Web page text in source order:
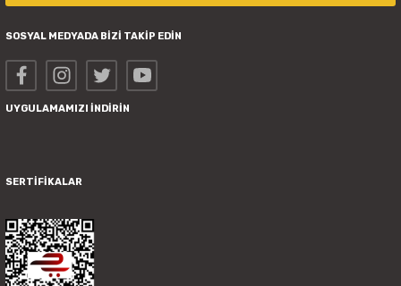
SOSYAL MEDYADA BİZİ TAKİP EDİN
UYGULAMAMIZI İNDİRİN
SERTİFİKALAR